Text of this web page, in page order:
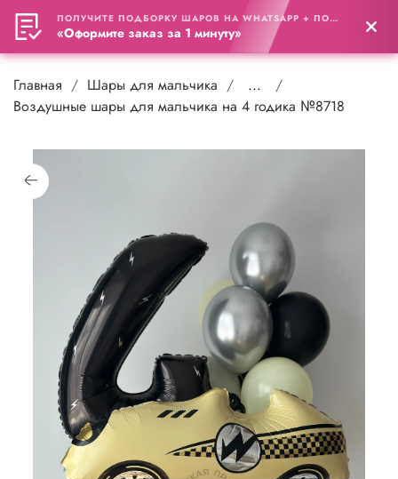
0
Главная Шары для мальчика
...
Воздушные шары для мальчика на 4 годика №8718
ПОЛУЧИТЕ ПОДБОРКУ ШАРОВ НА WHATSAPP + ПОДАРОК
«Оформите заказ за 1 минуту»